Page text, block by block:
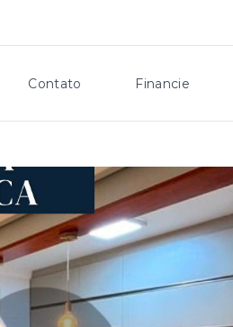
Contato Financie